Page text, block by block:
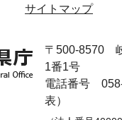
サイトマップ
〒500-8570
1番1号
電話番号
表）